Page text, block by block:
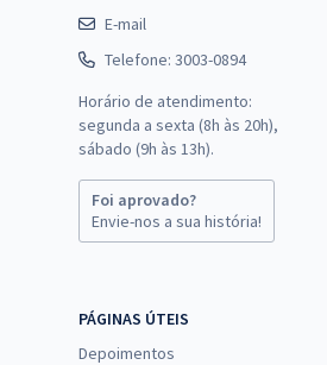
E-mail
Telefone: 3003-0894
Horário de atendimento:
segunda a sexta (8h às 20h),
sábado (9h às 13h).
Foi aprovado?
Envie-nos a sua história!
PÁGINAS ÚTEIS
Depoimentos